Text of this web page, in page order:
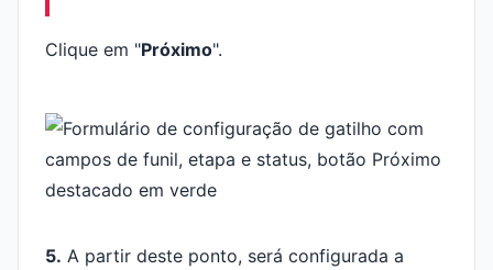
Clique em "Próximo".
5. A partir deste ponto, será configurada a